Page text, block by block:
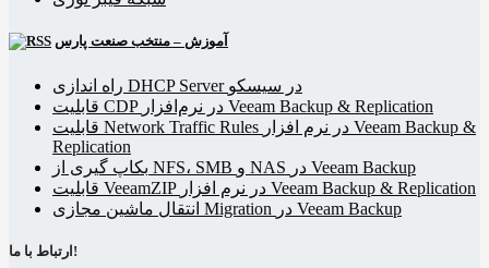
آموزش – منتخب صنعت پارس
راه اندازی DHCP Server در سیسکو
قابلیت CDP در نرم‌افزار Veeam Backup & Replication
قابلیت Network Traffic Rules در نرم افزار Veeam Backup &
Replication
بکاپ گیری از NFS، SMB و NAS در Veeam Backup
قابلیت VeeamZIP در نرم افزار Veeam Backup & Replication
انتقال ماشین مجازی Migration در Veeam Backup
ارتباط با ما!